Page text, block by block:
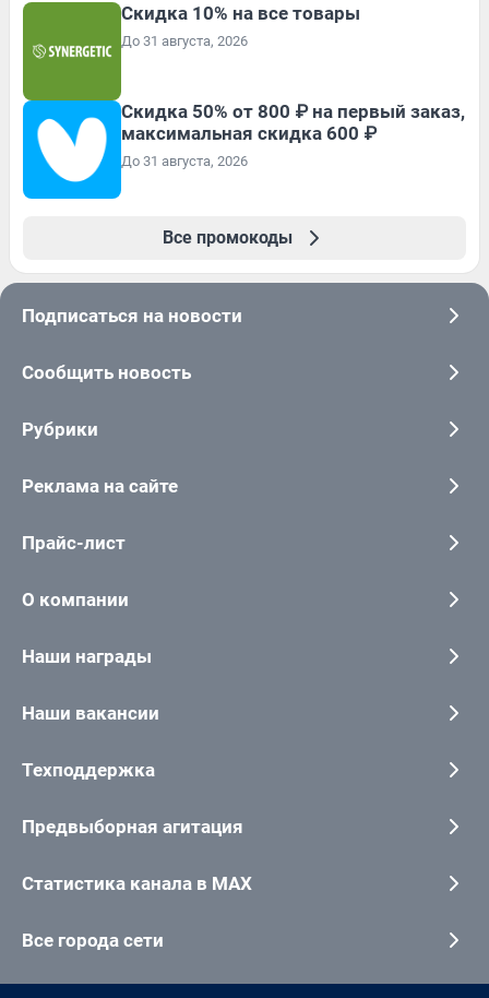
Скидка 10% на все товары
До 31 августа, 2026
Скидка 50% от 800 ₽ на первый заказ,
максимальная скидка 600 ₽
До 31 августа, 2026
Все промокоды
Подписаться на новости
Сообщить новость
Рубрики
Реклама на сайте
Прайс-лист
О компании
Наши награды
Наши вакансии
Техподдержка
Предвыборная агитация
Статистика канала в MAX
Все города сети